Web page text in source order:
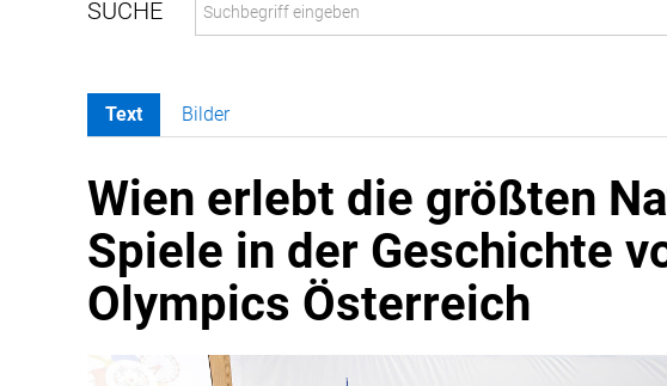
Text Bilder
Wien erlebt die größten
Spiele in der Geschichte
Olympics Österreich